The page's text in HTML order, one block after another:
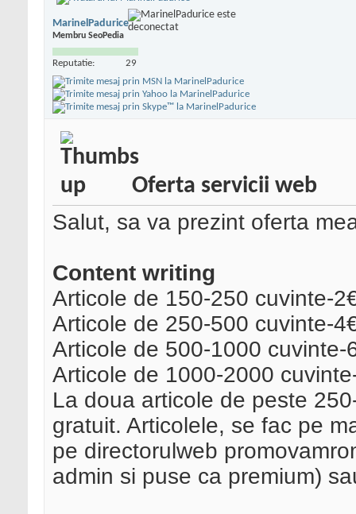
MarinelPadurice
Membru SeoPedia
Reputatie: 29
Oferta servicii web
Salut, sa va prezint oferta
Content writing
Articole de 150-250 cuvinte-
Articole de 250-500 cuvinte-
Articole de 500-1000 cuvinte-
Articole de 1000-2000
La doua articole de peste
gratuit. Articolele, se fac pe
pe directorulweb
admin si puse ca premium)